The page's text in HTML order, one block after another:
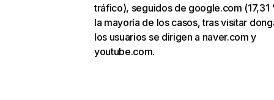
tráfico), seguidos de google.com (17,31
la mayoría de los casos, tras visitar
los usuarios se dirigen a naver.com y
youtube.com.